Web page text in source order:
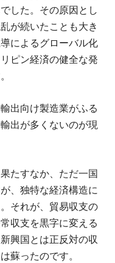
した。その原因とし
が続いたことも大き
によるグローバル化
ピン経済の健全な発
出向け製造業がふる
出が多くないのが現
たすなか、ただ一国
、独特な経済構造に
それが、貿易収支の
収支を黒字に変える
興国とは正反対の収
蘇ったのです。